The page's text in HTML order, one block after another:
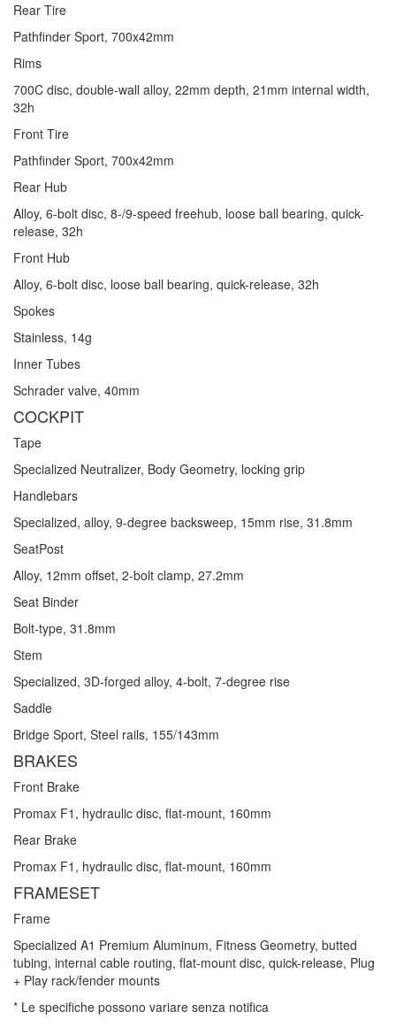
Rear Tire
Pathfinder Sport, 700x42mm
Rims
700C disc, double-wall alloy, 22mm depth, 21mm internal width,
32h
Front Tire
Pathfinder Sport, 700x42mm
Rear Hub
Alloy, 6-bolt disc, 8-/9-speed freehub, loose ball bearing, quick-
release, 32h
Front Hub
Alloy, 6-bolt disc, loose ball bearing, quick-release, 32h
Spokes
Stainless, 14g
Inner Tubes
Schrader valve, 40mm
COCKPIT
Tape
Specialized Neutralizer, Body Geometry, locking grip
Handlebars
Specialized, alloy, 9-degree backsweep, 15mm rise, 31.8mm
SeatPost
Alloy, 12mm offset, 2-bolt clamp, 27.2mm
Seat Binder
Bolt-type, 31.8mm
Stem
Specialized, 3D-forged alloy, 4-bolt, 7-degree rise
Saddle
Bridge Sport, Steel rails, 155/143mm
BRAKES
Front Brake
Promax F1, hydraulic disc, flat-mount, 160mm
Rear Brake
Promax F1, hydraulic disc, flat-mount, 160mm
FRAMESET
Frame
Specialized A1 Premium Aluminum, Fitness Geometry, butted
tubing, internal cable routing, flat-mount disc, quick-release, Plug
+ Play rack/fender mounts
* Le specifiche possono variare senza notifica